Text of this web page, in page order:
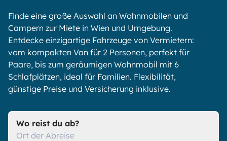
Finde eine große Auswahl an Wohnmobilen und
Campern zur Miete in Wien und Umgebung.
Entdecke einzigartige Fahrzeuge von Vermietern:
vom kompakten Van für 2 Personen, perfekt für
Paare, bis zum geräumigen Wohnmobil mit 6
Schlafplätzen, ideal für Familien. Flexibilität,
günstige Preise und Versicherung inklusive.
Wo reist du ab?
Ort der Abreise